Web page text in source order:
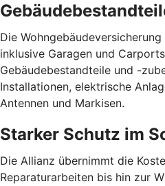
Die
inklusive Garagen und
Gebäudebestandteile und -
Installationen, elektrische
Antennen und Markisen.
Starker Schutz im
Die Allianz übernimmt die
Reparaturarbeiten bis hin zur